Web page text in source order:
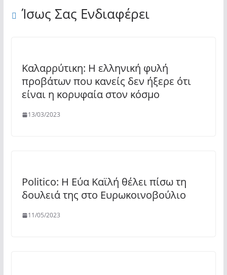
Ίσως Σας Ενδιαφέρει
Καλαρρύτικη: H ελληνική φυλή
προβάτων που κανείς δεν ήξερε ότι
είναι η κορυφαία στον κόσμο
13/03/2023
Politico: Η Εύα Καϊλή θέλει πίσω τη
δουλειά της στο Ευρωκοινοβούλιο
11/05/2023